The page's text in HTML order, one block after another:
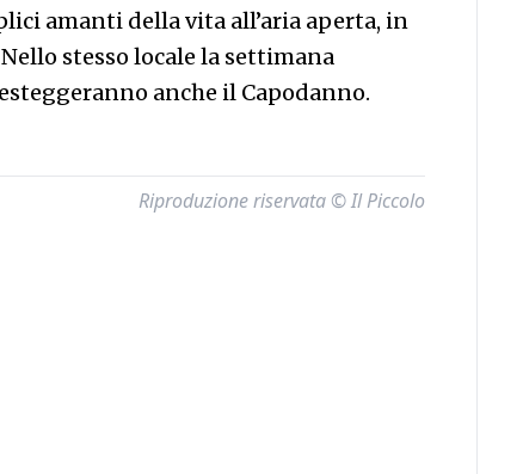
amanti della vita all’aria aperta, in
stesso locale la settimana
anche il Capodanno.
Riproduzione riservata © Il Piccolo